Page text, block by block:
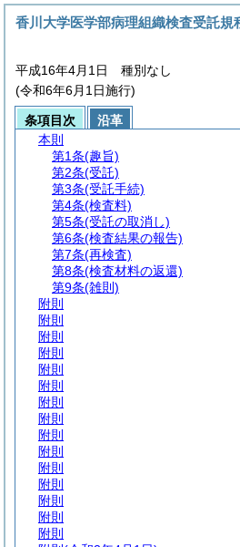
香川大学医学部病理組織検査受託規
平成16年4月1日 種別なし
(令和6年6月1日施行)
条項目次
沿革
本則
第1条(趣旨)
第2条(受託)
第3条(受託手続)
第4条(検査料)
第5条(受託の取消し)
第6条(検査結果の報告)
第7条(再検査)
第8条(検査材料の返還)
第9条(雑則)
附則
附則
附則
附則
附則
附則
附則
附則
附則
附則
附則
附則
附則
附則
附則